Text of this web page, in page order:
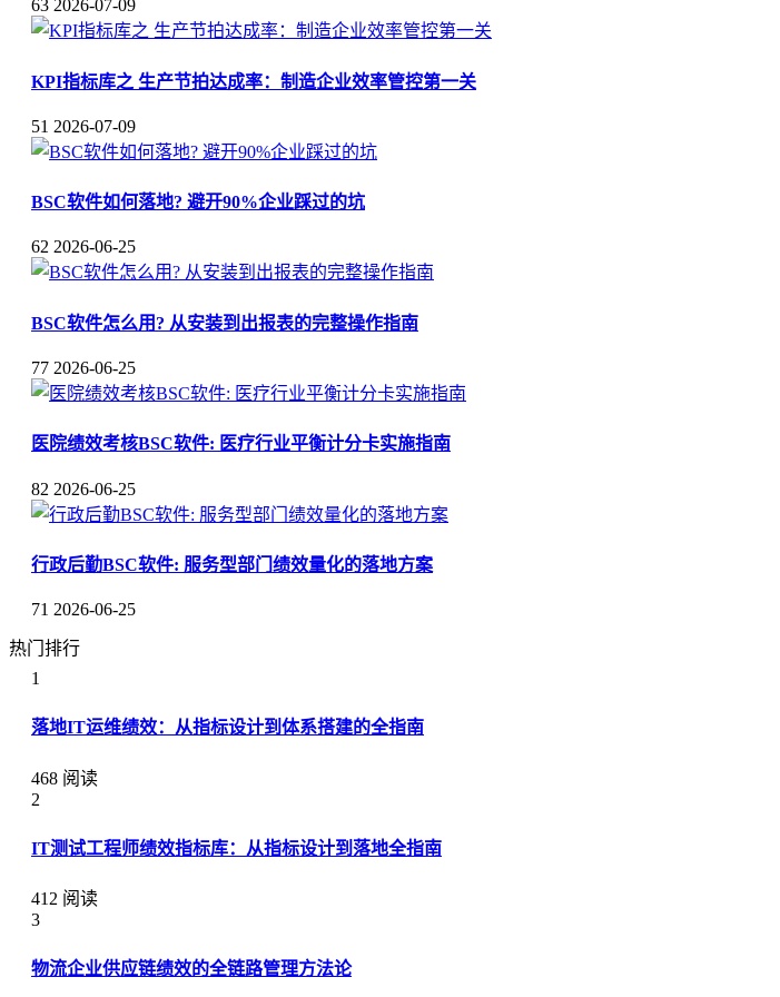
63 2026-07-09
KPI指标库之 生产节拍达成率：制造企业效率管控第一关
51 2026-07-09
BSC软件如何落地? 避开90%企业踩过的坑
62 2026-06-25
BSC软件怎么用? 从安装到出报表的完整操作指南
77 2026-06-25
医院绩效考核BSC软件: 医疗行业平衡计分卡实施指南
82 2026-06-25
行政后勤BSC软件: 服务型部门绩效量化的落地方案
71 2026-06-25
热门排行
1
落地IT运维绩效：从指标设计到体系搭建的全指南
468 阅读
2
IT测试工程师绩效指标库：从指标设计到落地全指南
412 阅读
3
物流企业供应链绩效的全链路管理方法论